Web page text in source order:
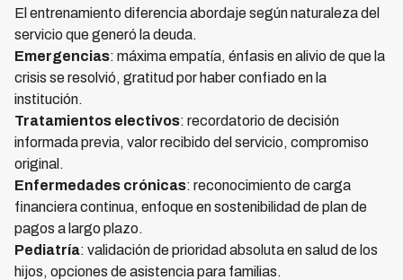
El entrenamiento diferencia abordaje según naturaleza del
servicio que generó la deuda.
Emergencias: máxima empatía, énfasis en alivio de que la
crisis se resolvió, gratitud por haber confiado en la
institución.
Tratamientos electivos: recordatorio de decisión
informada previa, valor recibido del servicio, compromiso
original.
Enfermedades crónicas: reconocimiento de carga
financiera continua, enfoque en sostenibilidad de plan de
pagos a largo plazo.
Pediatría: validación de prioridad absoluta en salud de los
hijos, opciones de asistencia para familias.